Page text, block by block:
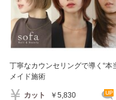
丁寧なカウンセリングで導く“
メイド施術
カット ￥5,830